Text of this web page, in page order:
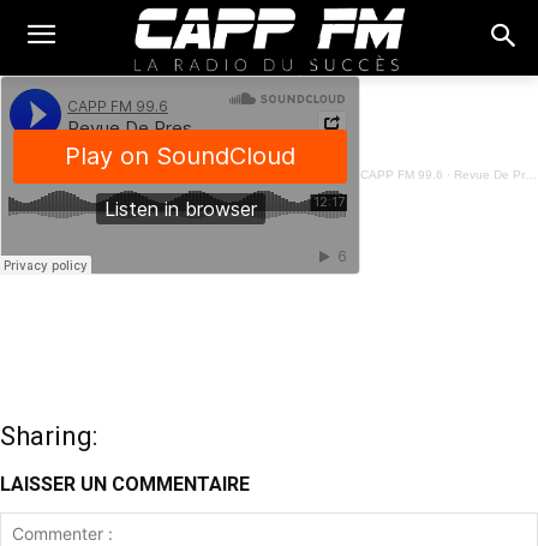
CAPP FM 99.6 · Revue De Presse Français - 05 Septembre 2025
Sharing:
LAISSER UN COMMENTAIRE